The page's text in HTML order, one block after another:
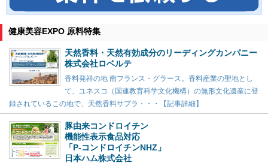
健康美容EXPO 原料特集
天然香料・天然有効成分のリーディングカンパニー
株式会社ロベルテ
香料発祥の地 南フランス・グラース。香料産業の聖地とし
て、ユネスコ（国連教育科学文化機構）の無形文化遺産に登
録されているこの地で、天然香料サプラ・・・【記事詳細】
豚由来コンドロイチン
機能性表示食品対応
「P-コンドロイチンNHZ」
日本ハム株式会社